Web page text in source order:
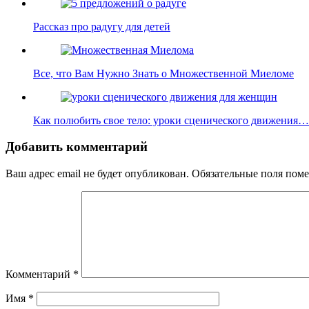
Рассказ про радугу для детей
Все, что Вам Нужно Знать о Множественной Миеломе
Как полюбить свое тело: уроки сценического движения…
Добавить комментарий
Ваш адрес email не будет опубликован. Обязательные поля
Комментарий *
Имя *